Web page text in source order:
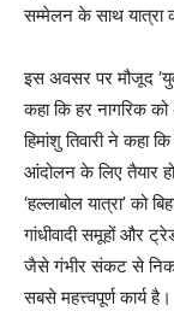
सम्मेलन के साथ यात्रा
इस अवसर पर मौजूद
कहा कि हर नागरिक को
हिमांशु तिवारी ने कहा
आंदोलन के लिए तैयार हो
‘हल्लाबोल यात्रा’ को
गांधीवादी समूहों और
जैसे गंभीर संकट से
सबसे महत्त्वपूर्ण कार्य है।